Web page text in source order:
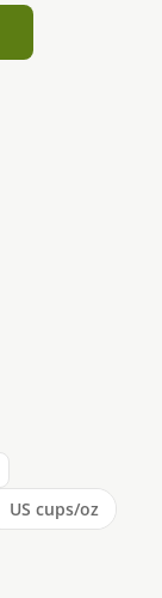
US cups/oz